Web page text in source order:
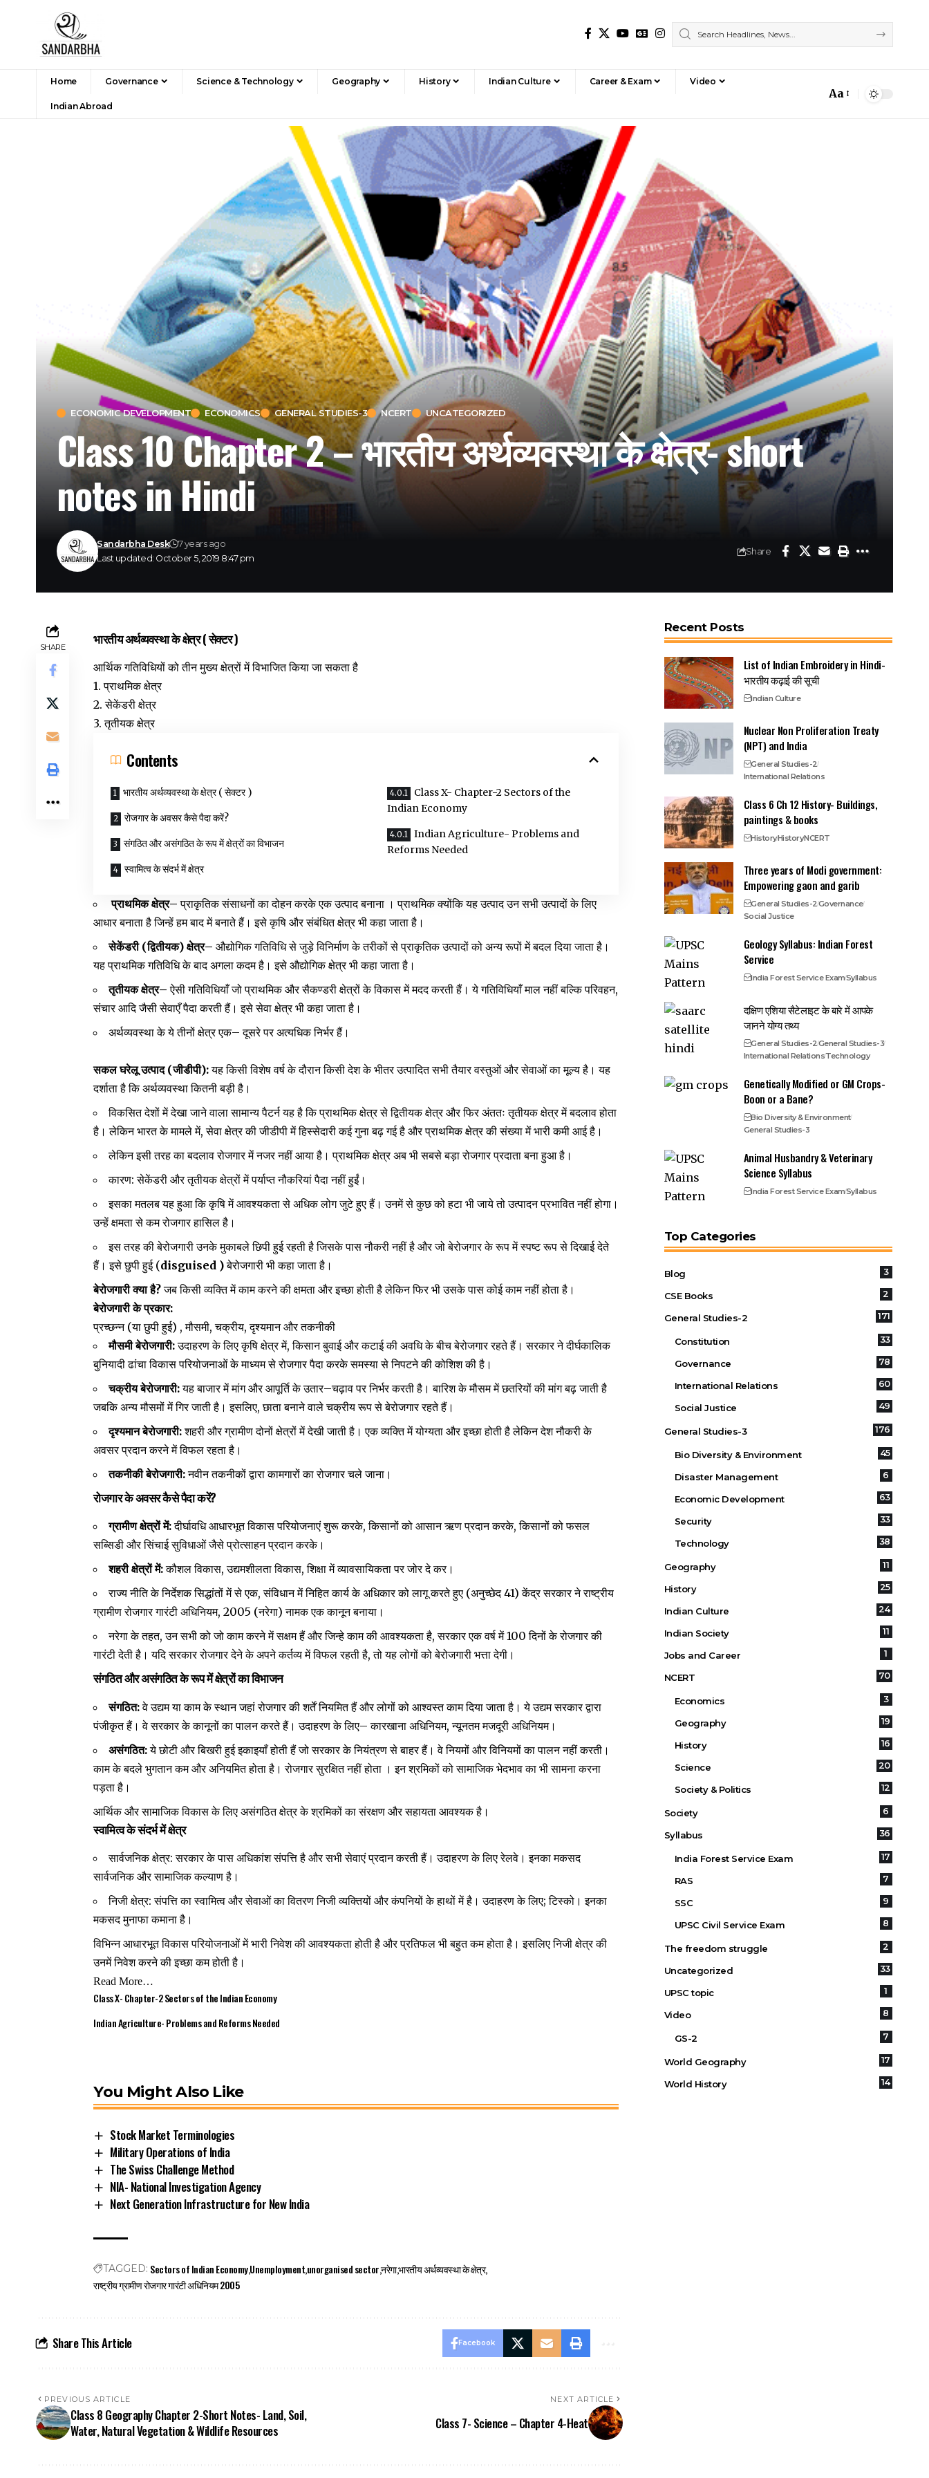
Home Governance Science & Technology Geography History Indian Culture Career & Exam Video
Indian Abroad
Aa
ECONOMIC DEVELOPMENT ECONOMICS GENERAL STUDIES-3 NCERT UNCATEGORIZED
Class 10 Chapter 2 – भारतीय अर्थव्यवस्था के क्षेत्र- short
notes in Hindi
Last updated: October 5, 2019 8:47 pm
Sandarbha Desk 7 years ago
Share
SHARE
भारतीय अर्थव्यवस्था के क्षेत्र(सेक्टर)
आर्थिक गतिविधियों को तीन मुख्य क्षेत्रों में विभाजित किया जा सकता है
1.प्राथमिक क्षेत्र
2.सेकेंडरी क्षेत्र
3.तृतीयक क्षेत्र
Contents
भारतीय अर्थव्यवस्था के क्षेत्र ( सेक्टर )
रोजगार के अवसर कैसे पैदा करें?
संगठित और असंगठित के रूप में क्षेत्रों का विभाजन
स्वामित्व के संदर्भ में क्षेत्र
Class X- Chapter-2 Sectors of the
Indian Economy
Indian Agriculture- Problems and
Reforms Needed
प्राथमिक क्षेत्र–प्राकृतिक संसाधनों का दोहन करके एक उत्पाद बनाना । प्राथमिक क्योंकि यह उत्पाद उन सभी उत्पादों के लिए
आधार बनाता है जिन्हें हम बाद में बनाते हैं। इसे कृषि और संबंधित क्षेत्र भी कहा जाता है।
सेकेंडरी (द्वितीयक) क्षेत्र–औद्योगिक गतिविधि से जुड़े विनिर्माण के तरीकों से प्राकृतिक उत्पादों को अन्य रूपों में बदल दिया जाता है।
यह प्राथमिक गतिविधि के बाद अगला कदम है। इसे औद्योगिक क्षेत्र भी कहा जाता है।
तृतीयक क्षेत्र– ऐसी गतिविधियाँ जो प्राथमिक और सैकण्डरी क्षेत्रों के विकास में मदद करती हैं। ये गतिविधियाँ माल नहीं बल्कि परिवहन,
संचार आदि जैसी सेवाएँ पैदा करती हैं। इसे सेवा क्षेत्र भी कहा जाता है।
अर्थव्यवस्था के ये तीनों क्षेत्र एक–दूसरे पर अत्यधिक निर्भर हैं।
सकल घरेलू उत्पाद (जीडीपी): यह किसी विशेष वर्ष के दौरान किसी देश के भीतर उत्पादित सभी तैयार वस्तुओं और सेवाओं का मूल्य है। यह
दर्शाता है कि अर्थव्यवस्था कितनी बड़ी है।
विकसित देशों में देखा जाने वाला सामान्य पैटर्न यह है कि प्राथमिक क्षेत्र से द्वितीयक क्षेत्र और फिर अंततः तृतीयक क्षेत्र में बदलाव होता
है। लेकिन भारत के मामले में,सेवा क्षेत्र की जीडीपी में हिस्सेदारी कई गुना बढ़ गई है और प्राथमिक क्षेत्र की संख्या में भारी कमी आई है।
लेकिन इसी तरह का बदलाव रोजगार में नजर नहीं आया है। प्राथमिक क्षेत्र अब भी सबसे बड़ा रोजगार प्रदाता बना हुआ है।
कारण:सेकेंडरी और तृतीयक क्षेत्रों में पर्याप्त नौकरियां पैदा नहीं हुईं।
इसका मतलब यह हुआ कि कृषि में आवश्यकता से अधिक लोग जुटे हुए हैं। उनमें से कुछ को हटा भी जाये तो उत्पादन प्रभावित नहीं होगा।
उन्हें क्षमता से कम रोजगार हासिल है।
इस तरह की बेरोजगारी उनके मुकाबले छिपी हुई रहती है जिसके पास नौकरी नहीं है और जो बेरोजगार के रूप में स्पष्ट रूप से दिखाई देते
हैं। इसे छुपी हुई (disguised )बेरोजगारी भी कहा जाता है।
बेरोजगारी क्या है? जब किसी व्यक्ति में काम करने की क्षमता और इच्छा होती है लेकिन फिर भी उसके पास कोई काम नहीं होता है।
बेरोजगारी के प्रकार:
प्रच्छन्न (या छुपी हुई) ,मौसमी,चक्रीय,दृश्यमान और तकनीकी
मौसमी बेरोजगारी: उदाहरण के लिए कृषि क्षेत्र में,किसान बुवाई और कटाई की अवधि के बीच बेरोजगार रहते हैं। सरकार ने दीर्घकालिक
बुनियादी ढांचा विकास परियोजनाओं के माध्यम से रोजगार पैदा करके समस्या से निपटने की कोशिश की है।
चक्रीय बेरोजगारी: यह बाजार में मांग और आपूर्ति के उतार–चढ़ाव पर निर्भर करती है। बारिश के मौसम में छतरियों की मांग बढ़ जाती है
जबकि अन्य मौसमों में गिर जाती है। इसलिए,छाता बनाने वाले चक्रीय रूप से बेरोजगार रहते हैं।
दृश्यमान बेरोजगारी: शहरी और ग्रामीण दोनों क्षेत्रों में देखी जाती है। एक व्यक्ति में योग्यता और इच्छा होती है लेकिन देश नौकरी के
अवसर प्रदान करने में विफल रहता है।
तकनीकी बेरोजगारी: नवीन तकनीकों द्वारा कामगारों का रोजगार चले जाना।
रोजगार के अवसर कैसे पैदा करें?
ग्रामीण क्षेत्रों में:दीर्घावधि आधारभूत विकास परियोजनाएं शुरू करके,किसानों को आसान ऋण प्रदान करके,किसानों को फसल
सब्सिडी और सिंचाई सुविधाओं जैसे प्रोत्साहन प्रदान करके।
शहरी क्षेत्रों में: कौशल विकास,उद्यमशीलता विकास,शिक्षा में व्यावसायिकता पर जोर दे कर।
राज्य नीति के निर्देशक सिद्धांतों में से एक,संविधान में निहित कार्य के अधिकार को लागू करते हुए (अनुच्छेद41)केंद्र सरकार ने राष्ट्रीय
ग्रामीण रोजगार गारंटी अधिनियम, 2005 (नरेगा)नामक एक कानून बनाया।
नरेगा के तहत,उन सभी को जो काम करने में सक्षम हैं और जिन्हे काम की आवश्यकता है,सरकार एक वर्ष में100दिनों के रोजगार की
गारंटी देती है। यदि सरकार रोजगार देने के अपने कर्तव्य में विफल रहती है,तो यह लोगों को बेरोजगारी भत्ता देगी।
संगठित और असंगठित के रूप में क्षेत्रों का विभाजन
संगठित: वे उद्यम या काम के स्थान जहां रोजगार की शर्तें नियमित हैं और लोगों को आश्वस्त काम दिया जाता है। ये उद्यम सरकार द्वारा
पंजीकृत हैं। वे सरकार के कानूनों का पालन करते हैं। उदाहरण के लिए–कारखाना अधिनियम,न्यूनतम मजदूरी अधिनियम।
असंगठित: ये छोटी और बिखरी हुई इकाइयाँ होती हैं जो सरकार के नियंत्रण से बाहर हैं। वे नियमों और विनियमों का पालन नहीं करती।
काम के बदले भुगतान कम और अनियमित होता है। रोजगार सुरक्षित नहीं होता । इन श्रमिकों को सामाजिक भेदभाव का भी सामना करना
पड़ता है।
आर्थिक और सामाजिक विकास के लिए असंगठित क्षेत्र के श्रमिकों का संरक्षण और सहायता आवश्यक है।
स्वामित्व के संदर्भ में क्षेत्र
सार्वजनिक क्षेत्र:सरकार के पास अधिकांश संपत्ति है और सभी सेवाएं प्रदान करती हैं। उदाहरण के लिए रेलवे। इनका मकसद
सार्वजनिक और सामाजिक कल्याण है।
निजी क्षेत्र:संपत्ति का स्वामित्व और सेवाओं का वितरण निजी व्यक्तियों और कंपनियों के हाथों में है। उदाहरण के लिए;टिस्को। इनका
मकसद मुनाफा कमाना है।
विभिन्न आधारभूत विकास परियोजनाओं में भारी निवेश की आवश्यकता होती है और प्रतिफल भी बहुत कम होता है। इसलिए निजी क्षेत्र की
उनमें निवेश करने की इच्छा कम होती है।
Read More…
Class X- Chapter-2 Sectors of the Indian Economy
Indian Agriculture- Problems and Reforms Needed
You Might Also Like
Stock Market Terminologies
Military Operations of India
The Swiss Challenge Method
NIA- National Investigation Agency
Next Generation Infrastructure for New India
TAGGED: Sectors of Indian EconomyUnemploymentunorganised sectorनरेगाभारतीय अर्थव्यवस्था के क्षेत्र
राष्ट्रीय ग्रामीण रोजगार गारंटी अधिनियम 2005
Share This Article Facebook
PREVIOUS ARTICLE
Class 8 Geography Chapter 2-Short Notes- Land, Soil,
Water, Natural Vegetation & Wildlife Resources
NEXT ARTICLE
Class 7- Science – Chapter 4-Heat
Recent Posts
List of Indian Embroidery in Hindi-
भारतीय कढ़ाई की सूची
Indian Culture
Nuclear Non Proliferation Treaty
(NPT) and India
General Studies-2
International Relations
Class 6 Ch 12 History- Buildings,
paintings & books
HistoryHistoryNCERT
Three years of Modi government:
Empowering gaon and garib
General Studies-2Governance
Social Justice
Geology Syllabus: Indian Forest
Service
India Forest Service ExamSyllabus
दक्षिण एशिया सैटेलाइट के बारे में आपके
जानने योग्य तथ्य
General Studies-2General Studies-3
International RelationsTechnology
Genetically Modified or GM Crops-
Boon or a Bane?
Bio Diversity & Environment
General Studies-3
Animal Husbandry & Veterinary
Science Syllabus
India Forest Service ExamSyllabus
Top Categories
Blog 3
CSE Books 2
General Studies-2 171
Constitution 33
Governance 78
International Relations 60
Social Justice 49
General Studies-3 176
Bio Diversity & Environment 45
Disaster Management 6
Economic Development 63
Security 33
Technology 38
Geography 11
History 25
Indian Culture 24
Indian Society 11
Jobs and Career 1
NCERT 70
Economics 3
Geography 19
History 16
Science 20
Society & Politics 12
Society 6
Syllabus 36
India Forest Service Exam 17
RAS 7
SSC 9
UPSC Civil Service Exam 8
The freedom struggle 2
Uncategorized 33
UPSC topic 1
Video 8
GS-2 7
World Geography 17
World History 14